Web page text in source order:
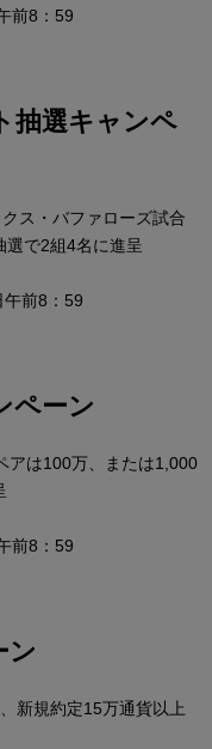
前8：59
抽選キャンペ
ス・バファローズ試合
選で2組4名に進呈
前8：59
ペーン
アは100万、または1,000
前8：59
ン
新規約定15万通貨以上